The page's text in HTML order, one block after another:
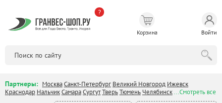
?
Корзина Войти
Партнеры: МоскваСанкт-Петербург Великий Новгород Ижевск
Краснодар НальчикСамараСургутТверьТюмень Челябинск...Смотреть все